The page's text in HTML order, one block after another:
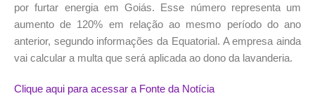
por furtar energia em Goiás. Esse número representa um
aumento de 120% em relação ao mesmo período do ano
anterior, segundo informações da Equatorial. A empresa ainda
vai calcular a multa que será aplicada ao dono da lavanderia.
Clique aqui para acessar a Fonte da Notícia